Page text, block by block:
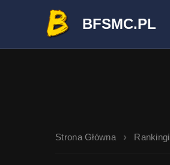
BFSMC.PL
Strona Główna Rankingi